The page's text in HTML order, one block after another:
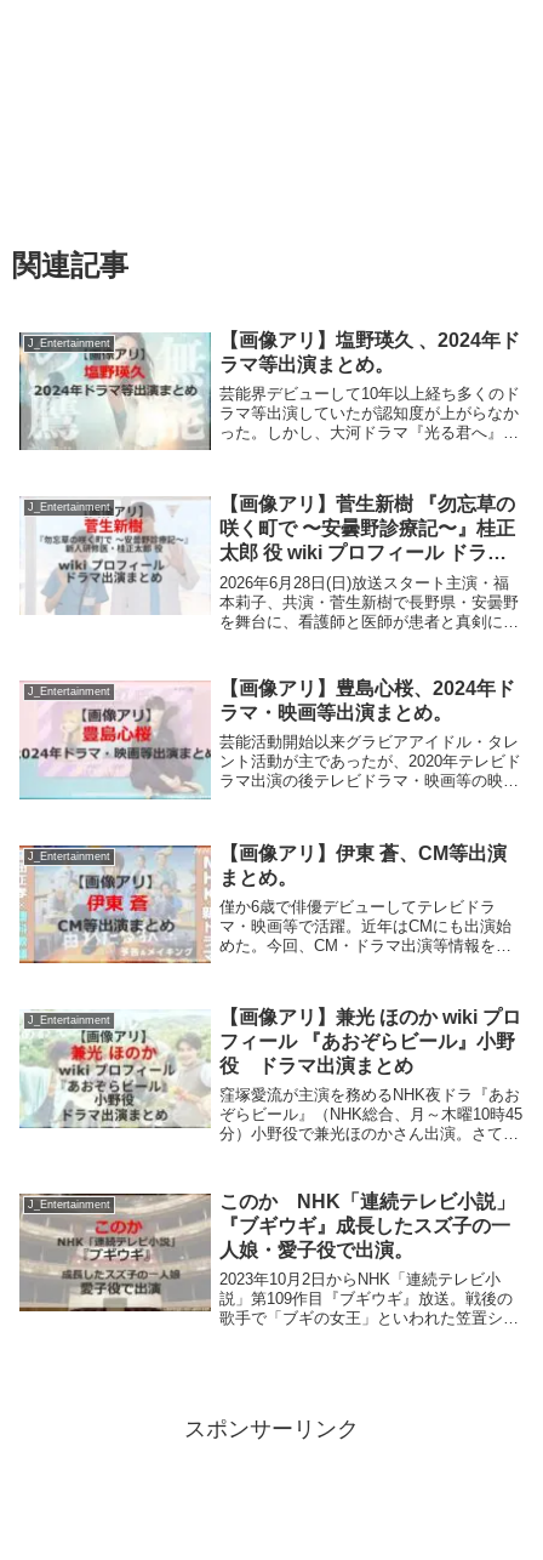
関連記事
J_Entertainment
【画像アリ】塩野瑛久 、2024年ド
ラマ等出演まとめ。
芸能界デビューして10年以上経ち多くのド
ラマ等出演していたが認知度が上がらなか
った。しかし、大河ドラマ『光る君へ』の
めてみた。無能の鷹（2024年10月11日 ...
J_Entertainment
【画像アリ】菅生新樹 『勿忘草の
咲く町で 〜安曇野診療記〜』桂正
太郎 役 wiki プロフィール ドラマ
出演まとめ
2026年6月28日(日)放送スタート主演・福
本莉子、共演・菅生新樹で長野県・安曇野
を舞台に、看護師と医師が患者と真剣に向
業した新人研修医・桂正太郎役を菅生新樹
さん...
J_Entertainment
【画像アリ】豊島心桜、2024年ド
ラマ・映画等出演まとめ。
芸能活動開始以来グラビアアイドル・タレ
ント活動が主であったが、2020年テレビド
ラマ出演の後テレビドラマ・映画等の映像
その着せ替え人形は恋をする（2024年10...
J_Entertainment
【画像アリ】伊東 蒼、CM等出演
まとめ。
僅か6歳で俳優デビューしてテレビドラ
マ・映画等で活躍。近年はCMにも出演始
めた。今回、CM・ドラマ出演等情報をま
古川琴音と共演CM大塚製薬 カ...
J_Entertainment
【画像アリ】兼光 ほのか wiki プロ
フィール 『あおぞらビール』小野
役 ドラマ出演まとめ
窪塚愛流が主演を務めるNHK夜ドラ『あお
ぞらビール』（NHK総合、月～木曜10時45
分）小野役で兼光ほのかさん出演。さて、
ィールこの投稿をInstagramで...
J_Entertainment
このか NHK「連続テレビ小説」
『ブギウギ』成長したスズ子の一
人娘・愛子役で出演。
2023年10月2日からNHK「連続テレビ小
説」第109作目『ブギウギ』放送。戦後の
歌手で「ブギの女王」といわれた笠置シヅ
スポンサーリンク